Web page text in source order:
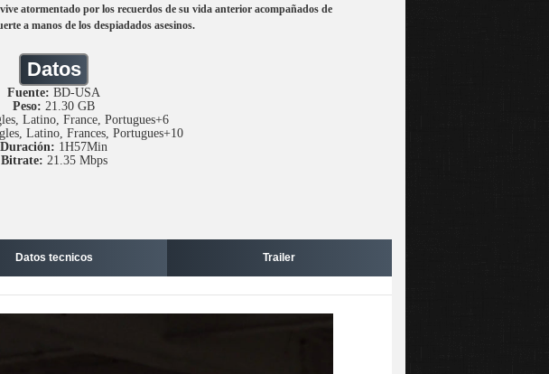
atormentado por los recuerdos de su vida anterior acompañados de
a manos de los despiadados asesinos.
Datos
Fuente: BD-USA
Peso: 21.30 GB
Latino, France, Portugues+6
Latino, Frances, Portugues+10
Duración: 1H57Min
Bitrate: 21.35 Mbps
Datos tecnicos Trailer